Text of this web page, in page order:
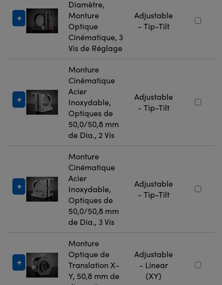
Diamètre,
Monture
Optique
Cinématique, 3
Vis de Réglage
Adjustable
- Tip-Tilt
Monture
Cinématique
Acier
Inoxydable,
Optiques de
50,0/50,8 mm
de Dia., 2 Vis
Adjustable
- Tip-Tilt
Monture
Cinématique
Acier
Inoxydable,
Optiques de
50,0/50,8 mm
de Dia., 3 Vis
Adjustable
- Tip-Tilt
Monture
Optique de
Translation X-
Y, 50,8 mm de
Adjustable
- Linear
(XY)